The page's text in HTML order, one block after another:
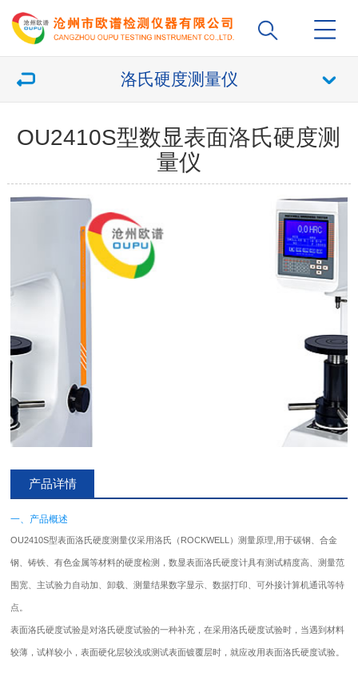
洛氏硬度测量仪
OU2410S型数显表面洛氏硬度测
量仪
产品详情
一、产品概述
OU2410S型表面洛氏硬度测量仪采用洛氏（ROCKWELL）测量原理,用于碳钢、合金
钢、铸铁、有色金属等材料的硬度检测，数显表面洛氏硬度计具有测试精度高、测量范
围宽、主试验力自动加、卸载、测量结果数字显示、数据打印、可外接计算机通讯等特
点。
表面洛氏硬度试验是对洛氏硬度试验的一种补充，在采用洛氏硬度试验时，当遇到材料
较薄，试样较小，表面硬化层较浅或测试表面镀覆层时，就应改用表面洛氏硬度试验。